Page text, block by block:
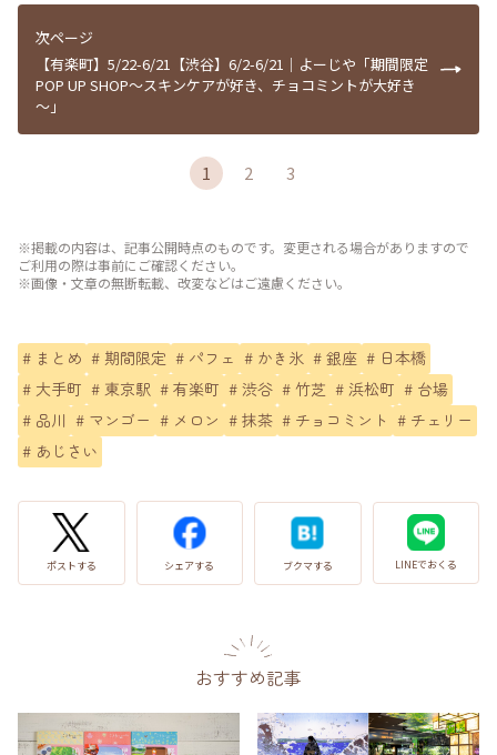
次ページ
【有楽町】5/22-6/21【渋谷】6/2-6/21｜よーじや「期間限定
POP UP SHOP～スキンケアが好き、チョコミントが大好き
～」
1 2 3
※掲載の内容は、記事公開時点のものです。変更される場合がありますので
ご利用の際は事前にご確認ください。
※画像・文章の無断転載、改変などはご遠慮ください。
# まとめ # 期間限定 # パフェ # かき氷 # 銀座 # 日本橋
# 大手町 # 東京駅 # 有楽町 # 渋谷 # 竹芝 # 浜松町 # 台場
# 品川 # マンゴー # メロン # 抹茶 # チョコミント # チェリー
# あじさい
ポストする シェアする ブクマする LINEでおくる
おすすめ記事